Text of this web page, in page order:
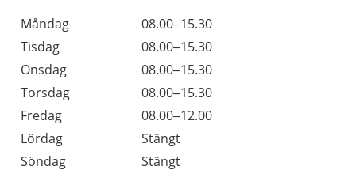
Dag
Öppettider
Kommentarer
Måndag
08.00–15.30
Tisdag
08.00–15.30
Onsdag
08.00–15.30
Torsdag
08.00–15.30
Fredag
08.00–12.00
Lördag
Stängt
Söndag
Stängt